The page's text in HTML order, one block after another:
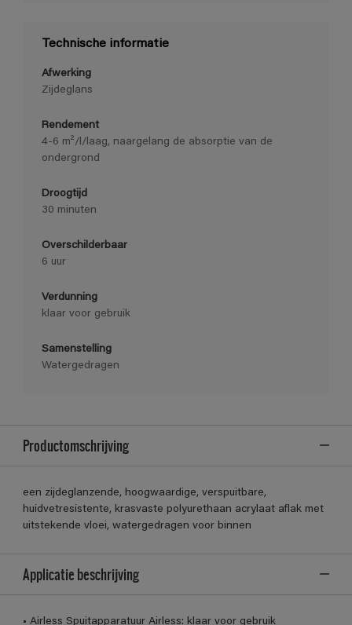
Technische informatie
Afwerking
Zijdeglans
Rendement
4-6 m²/l/laag, naargelang de absorptie van de
ondergrond
Droogtijd
30 minuten
Overschilderbaar
6 uur
Verdunning
klaar voor gebruik
Samenstelling
Watergedragen
Productomschrijving
een zijdeglanzende, hoogwaardige, verspuitbare,
huidvetresistente, krasvaste polyurethaan acrylaat aflak met
uitstekende vloei, watergedragen voor binnen
Applicatie beschrijving
• Airless Spuitapparatuur Airless: klaar voor gebruik